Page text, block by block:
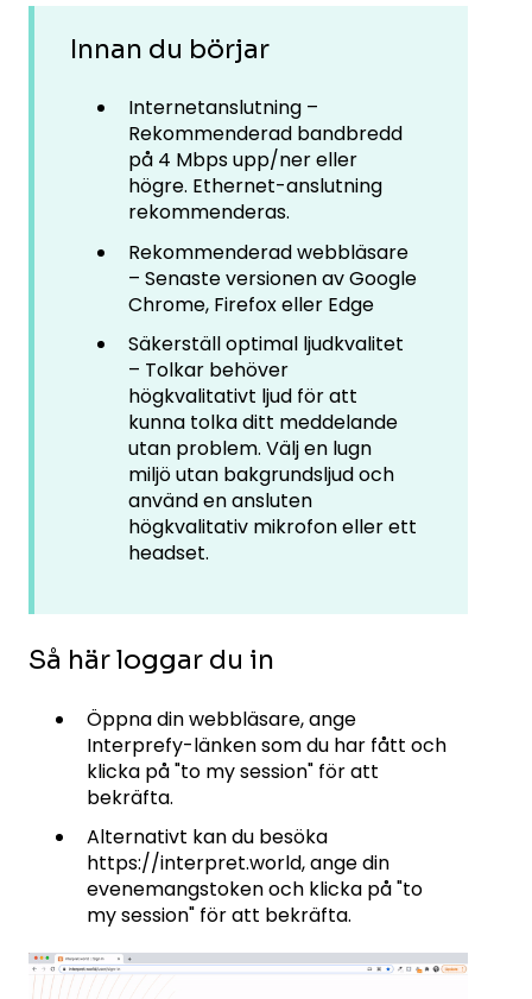
Innan du börjar
Internetanslutning –
Rekommenderad bandbredd
på 4 Mbps upp/ner eller
högre. Ethernet-anslutning
rekommenderas.
Rekommenderad webbläsare
– Senaste versionen av Google
Chrome, Firefox eller Edge
Säkerställ optimal ljudkvalitet
– Tolkar behöver
högkvalitativt ljud för att
kunna tolka ditt meddelande
utan problem. Välj en lugn
miljö utan bakgrundsljud och
använd en ansluten
högkvalitativ mikrofon eller ett
headset.
Så här loggar du in
Öppna din webbläsare, ange
Interprefy-länken som du har fått och
klicka på "to my session" för att
bekräfta.
Alternativt kan du besöka
https://interpret.world, ange din
evenemangstoken och klicka på "to
my session" för att bekräfta.